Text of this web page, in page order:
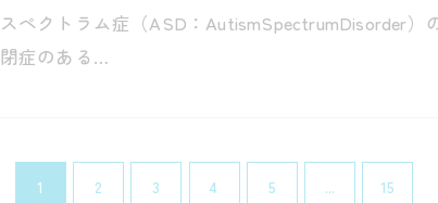
スペクトラム症（ASD：AutismSpectrumDisorder
閉症のある…
1 2 3 4 5 ... 15